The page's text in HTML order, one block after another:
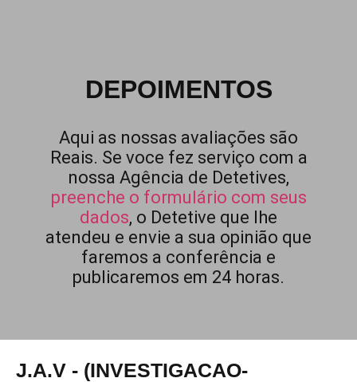
DEPOIMENTOS
Aqui as nossas avaliações são
Reais. Se voce fez serviço com a
nossa Agência de Detetives,
preenche o formulário com seus
dados, o Detetive que lhe
atendeu e envie a sua opinião que
faremos a conferência e
publicaremos em 24 horas.
J.A.V - (INVESTIGACAO-